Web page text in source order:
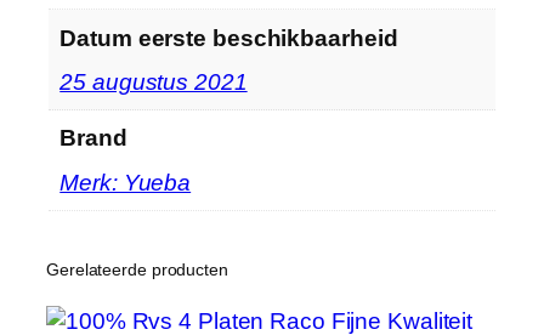
o
h
e
k
Datum eerste beschikbaarheid
25 augustus 2021
Brand
Merk: Yueba
Gerelateerde producten